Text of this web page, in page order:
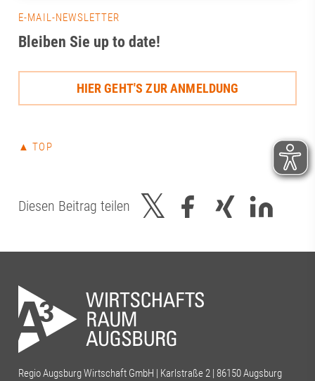
E-MAIL-NEWSLETTER
Bleiben Sie up to date!
HIER GEHT'S ZUR ANMELDUNG
▲ TOP
Diesen Beitrag teilen
Regio Augsburg Wirtschaft GmbH | Karlstraße 2 | 86150 Augsburg